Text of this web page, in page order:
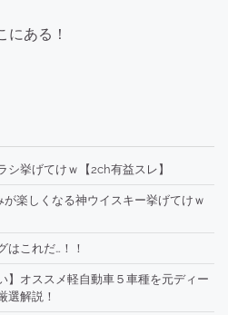
にある！
シ挙げてけｗ【2ch有益スレ】
が楽しくなる神ウイスキー挙げてけｗ
はこれだ…！！
】オススメ軽自動車５車種を元ディー
選解説！